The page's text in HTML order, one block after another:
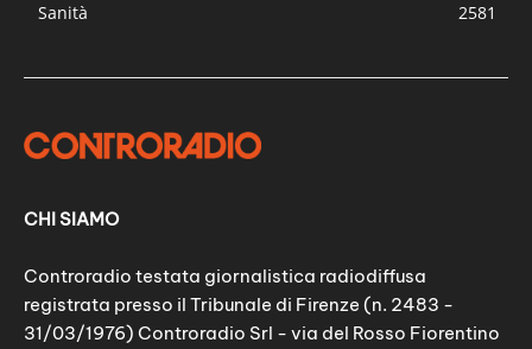
Sanità
2581
CHI SIAMO
Controradio testata giornalistica radiodiffusa
registrata presso il Tribunale di Firenze (n. 2483 -
31/03/1976) Controradio Srl - via del Rosso Fiorentino